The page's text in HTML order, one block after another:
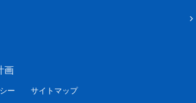
画
ー サイトマップ